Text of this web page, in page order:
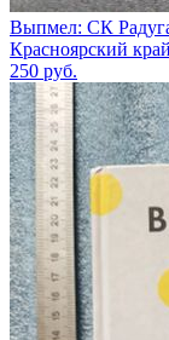
Выпмел: СК
Красноярский
250 руб.